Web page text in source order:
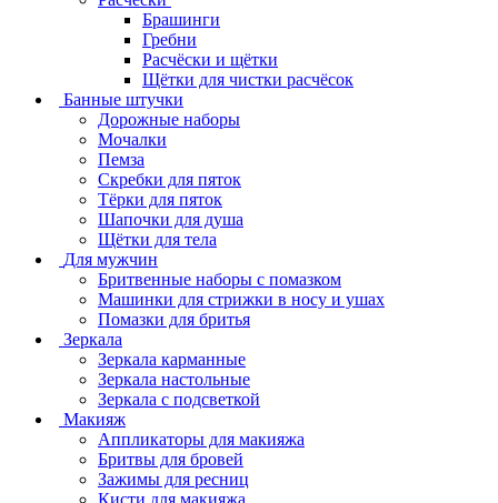
Брашинги
Гребни
Расчёски и щётки
Щётки для чистки расчёсок
Банные штучки
Дорожные наборы
Мочалки
Пемза
Скребки для пяток
Тёрки для пяток
Шапочки для душа
Щётки для тела
Для мужчин
Бритвенные наборы с помазком
Машинки для стрижки в носу и ушах
Помазки для бритья
Зеркала
Зеркала карманные
Зеркала настольные
Зеркала с подсветкой
Макияж
Аппликаторы для макияжа
Бритвы для бровей
Зажимы для ресниц
Кисти для макияжа